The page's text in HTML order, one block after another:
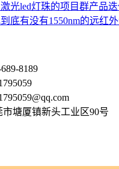
光led灯珠的项目群产品
底有没有1550nm的远红外
8189
市塘厦镇新头工业区90号